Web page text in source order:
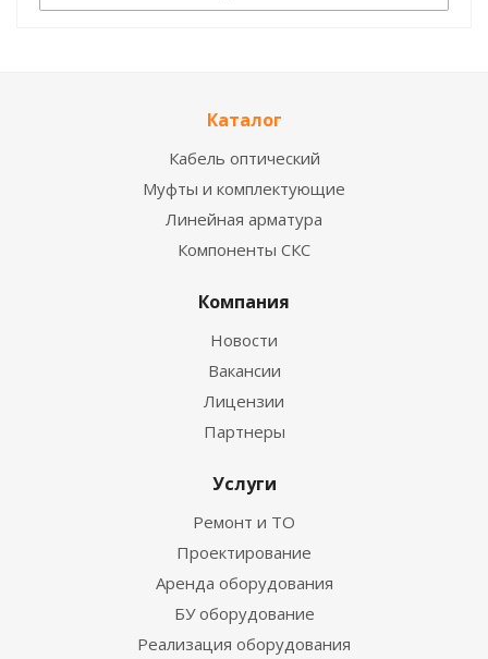
Каталог
Кабель оптический
Муфты и комплектующие
Линейная арматура
Компоненты СКС
Компания
Новости
Вакансии
Лицензии
Партнеры
Услуги
Ремонт и ТО
Проектирование
Аренда оборудования
БУ оборудование
Реализация оборудования